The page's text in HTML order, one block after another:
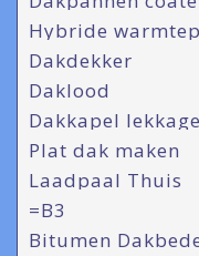
Hybride
Dakdekker
Daklood
Dakkapel lekkage
Plat dak maken
Laadpaal Thuis
=B3
Bitumen